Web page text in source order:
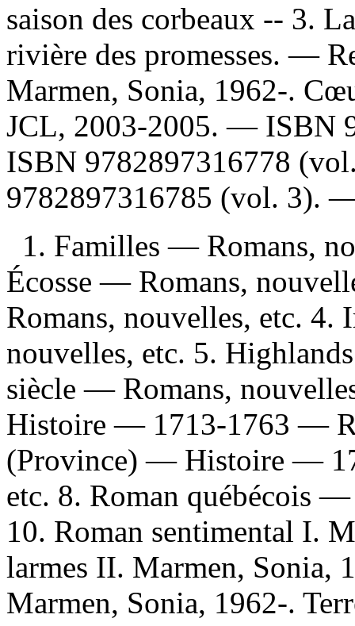
saison des corbeaux -- 3.
rivière des promesses. —
Marmen, Sonia, 1962-.
JCL, 2003-2005. — ISBN
ISBN 9782897316778
9782897316785 (vol. 3).
1. Familles — Romans,
Écosse — Romans,
Romans, nouvelles, etc.
nouvelles, etc. 5.
siècle — Romans,
Histoire — 1713-1763 —
(Province) — Histoire —
etc. 8. Roman québécois
10. Roman sentimental I.
larmes II. Marmen, Sonia,
Marmen, Sonia, 1962-.